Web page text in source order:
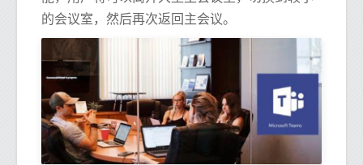
的会议室，然后再次返回主会议。